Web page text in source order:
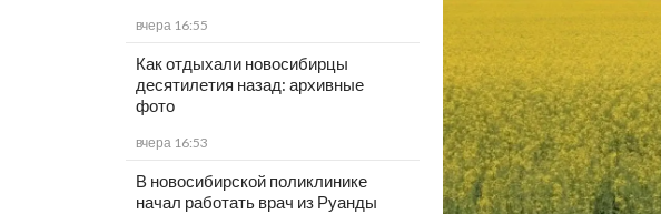
вчера 16:55
Как отдыхали новосибирцы
десятилетия назад: архивные
фото
вчера 16:53
В новосибирской поликлинике
начал работать врач из Руанды